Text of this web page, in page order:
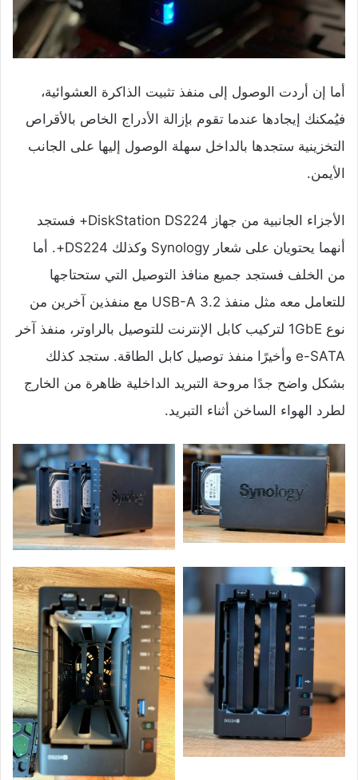
أما إن أردت الوصول إلى منفذ تثبيت الذاكرة العشوائية،
فيُمكنك إيجادها عندما تقوم بإزالة الأدراج الخاص بالأقراص
التخزينية ستجدها بالداخل سهلة الوصول إليها على الجانب
الأيمن.
الأجزاء الجانبية من جهاز DiskStation DS224+ فستجد
أنهما يحتويان على شعار Synology وكذلك DS224+. أما
من الخلف فستجد جميع منافذ التوصيل التي ستحتاجها
للتعامل معه مثل منفذ USB-A 3.2 مع منفذين آخرين من
نوع 1GbE لتركيب كابل الإنترنت للتوصيل بالراوتر، منفذ آخر
e-SATA وأخيرًا منفذ توصيل كابل الطاقة. ستجد كذلك
بشكل واضح جدًا مروحة التبريد الداخلية ظاهرة من الخارج
لطرد الهواء الساخن أثناء التبريد.